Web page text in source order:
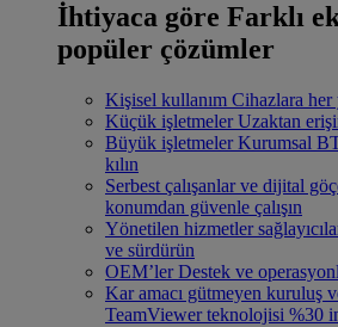
İhtiyaca göre Farklı
popüler çözümler
Kişisel kullanım Cihazlara her
Küçük işletmeler Uzaktan
Büyük işletmeler Kurumsal
kılın
Serbest çalışanlar ve dijital
konumdan güvenle çalışın
Yönetilen hizmetler
ve sürdürün
OEM’ler Destek ve
Kar amacı gütmeyen kuruluş
TeamViewer teknolojisi %30